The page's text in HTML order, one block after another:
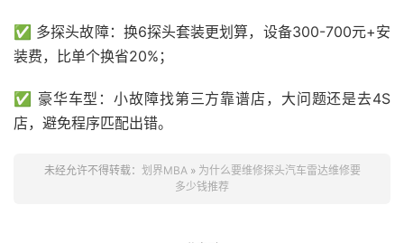
✅ 多探头故障：换6探头套装更划算，设备300-700元+安
装费，比单个换省20%；
✅ 豪华车型：小故障找第三方靠谱店，大问题还是去4S
店，避免程序匹配出错。
未经允许不得转载： 划界MBA» 为什么要维修探头汽车雷达维修要
多少钱推荐